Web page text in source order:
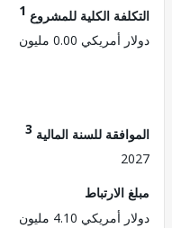
الكلية للمشروع1
0.00 مليون
للسنة المالية3
4.10 مليون